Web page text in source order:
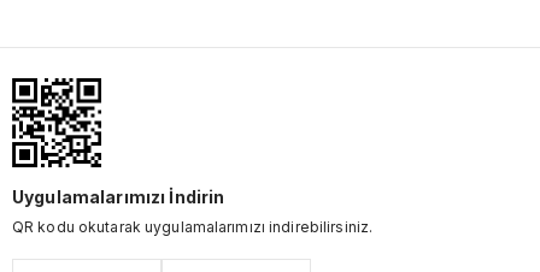
Uygulamalarımızı İndirin
QR kodu okutarak uygulamalarımızı indirebilirsiniz.